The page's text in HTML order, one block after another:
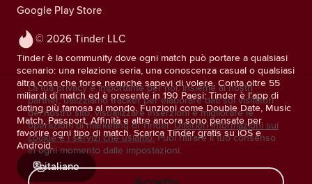
© 2026 Tinder LLC
Tinder è la community dove ogni match può portare a qualsiasi
scenario: una relazione seria, una conoscenza casual o qualsiasi
altra cosa che forse neanche sapevi di volere. Conta oltre 55
miliardi di match ed è presente in 190 Paesi: Tinder è l'app di
dating più famosa al mondo. Funzioni come Double Date, Music
Match, Passport, Affinità e altre ancora sono pensate per
favorire ogni tipo di match. Scarica Tinder gratis su iOS e
Android.
italiano
Google Play Store
La tua privacy è importante per noi. Insieme ai nostri
partner, utilizziamo tracker per elaborare dati sui visitatori
del nostro sito, visualizzare inserzioni e migliorare le
operazioni di marketing di Tinder. Ulteriori informazioni sui
cookie e i servizi che usiamo. Puoi ritirare il tuo consenso
in ogni momento dalle impostazioni.